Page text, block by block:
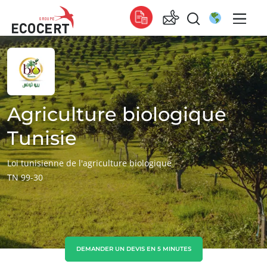
NOS SERVICES
Certification
Formation
Conseil
Global
Global (anglais)
Global (espagnol)
Global (français)
Afrique
Afrique du Sud (anglais)
Tunisie (français)
Asie
Chine (chinois)
Agriculture biologique
Tunisie
Loi tunisienne de l'agriculture biologique
TN 99-30
DEMANDER UN DEVIS EN 5 MINUTES